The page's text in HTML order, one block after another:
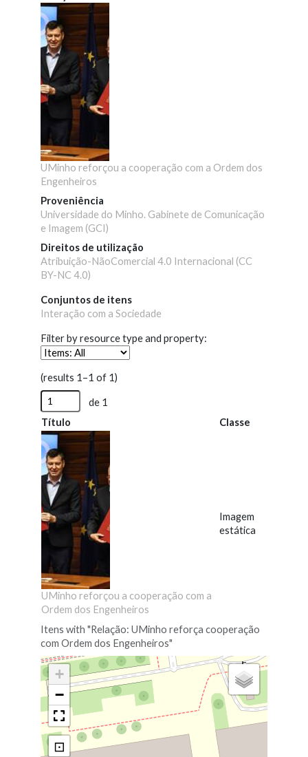
UMinho reforçou a cooperação com a Ordem dos
Engenheiros
Proveniência
Universidade do Minho. Gabinete de Comunicação
e Imagem (GCI)
Direitos de utilização
Atribuição-NãoComercial 4.0 Internacional (CC
BY-NC 4.0)
Conjuntos de itens
Interação com a Sociedade
Filter by resource type and property:
(results 1–1 of 1)
de 1
Itens with "Relação: UMinho reforça cooperação
com Ordem dos Engenheiros"
Título Classe
UMinho reforçou a cooperação com a
Ordem dos Engenheiros
Imagem
estática
+
−
⊡